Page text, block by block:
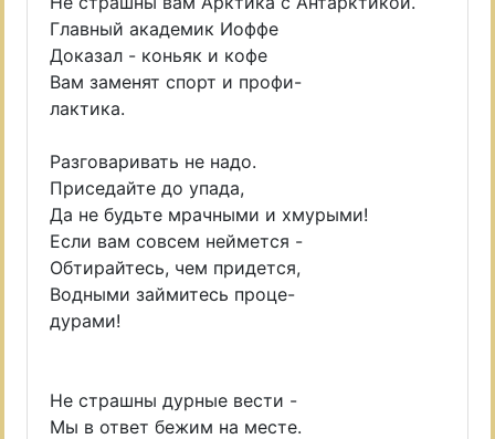
Главный академик Иоффе
Доказал - коньяк и кофе
Вам заменят спорт и профи-
лактика.
Разговаривать не надо.
Приседайте до упада,
Да не будьте мрачными и хмурыми!
Если вам совсем неймется -
Обтирайтeсь, чем придется,
Водными займитесь проце-
дурами!
Не страшны дурные вести -
Мы в ответ бежим на месте.